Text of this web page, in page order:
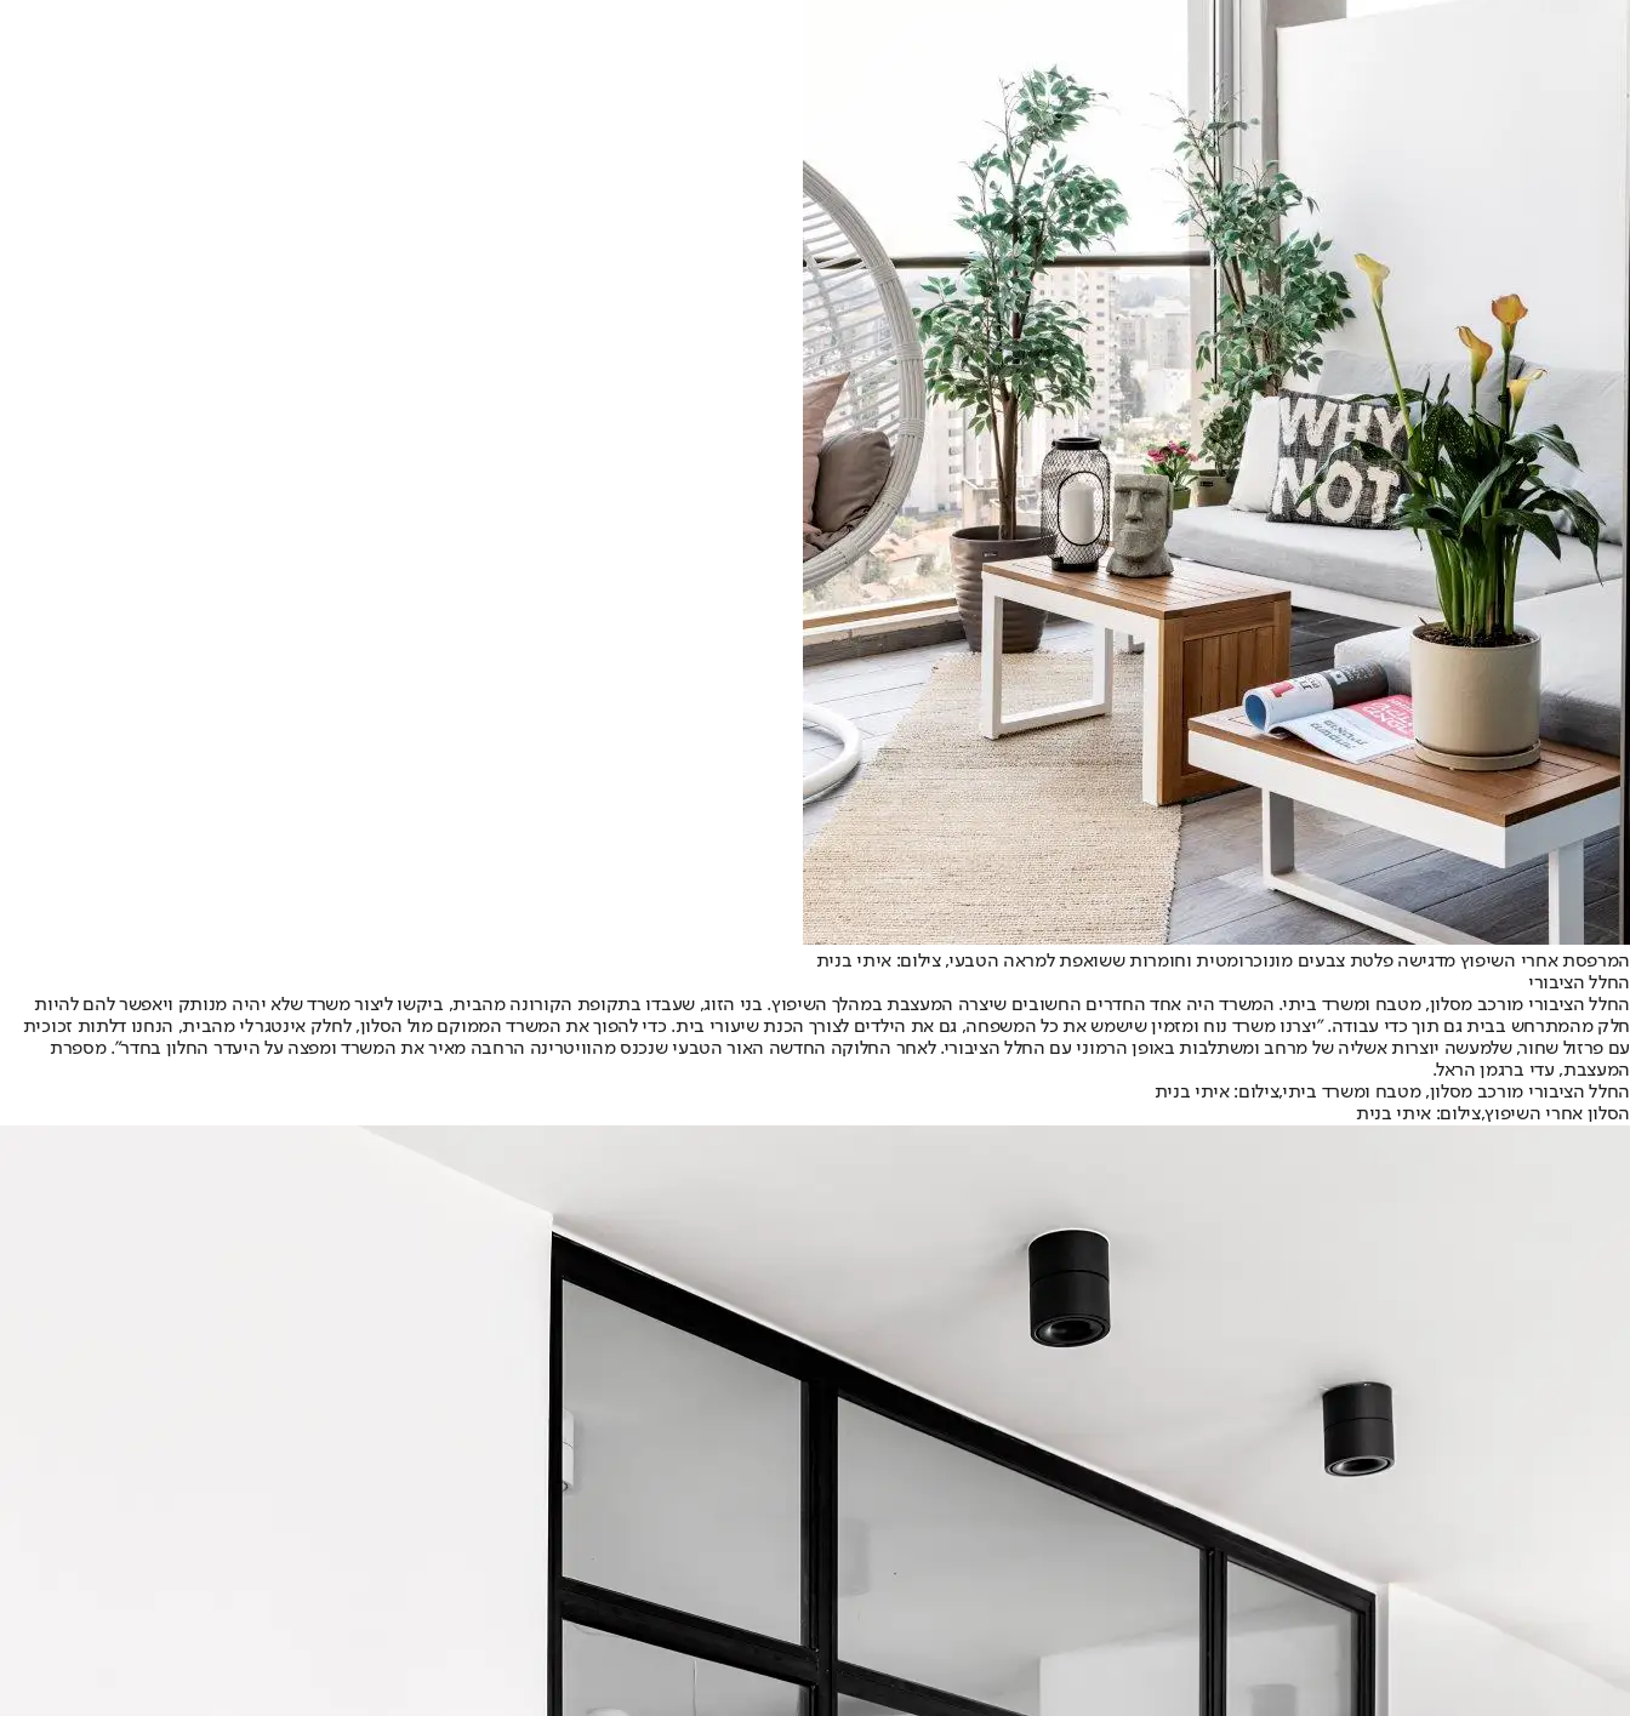
המרפסת אחרי השיפוץ מדגישה פלטת צבעים מונוכרומטית וחומרות ששואפת למראה הטבעי, צילום: איתי בנית
החלל הציבורי
החלל הציבורי מורכב מסלון, מטבח ומשרד ביתי. המשרד היה אחד החדרים החשובים שיצרה המעצבת במהלך השיפוץ. בני הזוג, שעבדו בתקופת הקורונה מהבית, ביקשו ליצור משרד שלא יהיה מנותק ויאפשר להם להיות
חלק מהמתרחש בבית גם תוך כדי עבודה. "יצרנו משרד נוח ומזמין שישמש את כל המשפחה, גם את הילדים לצורך הכנת שיעורי בית. כדי להפוך את המשרד הממוקם מול הסלון, לחלק אינטגרלי מהבית, הנחנו דלתות זכוכית
עם פרזול שחור, שלמעשה יוצרות אשליה של מרחב ומשתלבות באופן הרמוני עם החלל הציבורי. לאחר החלוקה החדשה האור הטבעי שנכנס מהוויטרינה הרחבה מאיר את המשרד ומפצה על היעדר החלון בחדר". מספרת
המעצבת, עדי ברגמן הראל.
החלל הציבורי מורכב מסלון, מטבח ומשרד ביתי,צילום: איתי בנית
הסלון אחרי השיפוץ,צילום: איתי בנית